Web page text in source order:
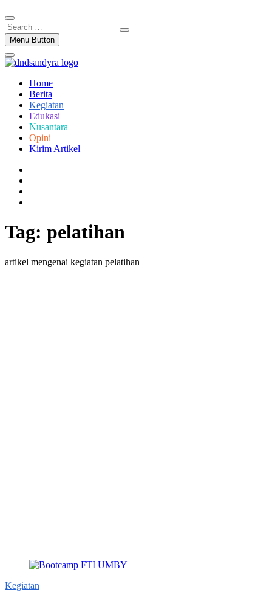
Search
…Menu Button
Home
Berita
Kegiatan
Edukasi
Nusantara
Opini
Kirim Artikel
Tag: pelatihan
artikel mengenai kegiatan pelatihan
Kegiatan